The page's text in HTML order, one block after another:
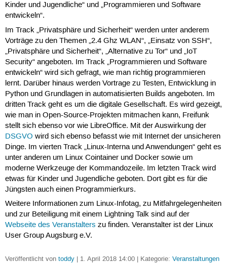
Kinder und Jugendliche“ und „Programmieren und Software
entwickeln“.
Im Track „Privatsphäre und Sicherheit“ werden unter anderem
Vorträge zu den Themen „2.4 Ghz WLAN“, „Einsatz von SSH“,
„Privatsphäre und Sicherheit“, „Alternative zu Tor“ und „IoT
Security“ angeboten. Im Track „Programmieren und Software
entwickeln“ wird sich gefragt, wie man richtig programmieren
lernt. Darüber hinaus werden Vortrage zu Testen, Entwicklung in
Python und Grundlagen in automatisierten Builds angeboten. Im
dritten Track geht es um die digitale Gesellschaft. Es wird gezeigt,
wie man in Open-Source-Projekten mitmachen kann, Freifunk
stellt sich ebenso vor wie LibreOffice. Mit der Auswirkung der
DSGVO wird sich ebenso befasst wie mit Internet der unsicheren
Dinge. Im vierten Track „Linux-Interna und Anwendungen“ geht es
unter anderen um Linux Cointainer und Docker sowie um
moderne Werkzeuge der Kommandozeile. Im letzten Track wird
etwas für Kinder und Jugendliche geboten. Dort gibt es für die
Jüngsten auch einen Programmierkurs.
Weitere Informationen zum Linux-Infotag, zu Mitfahrgelegenheiten
und zur Beteiligung mit einem Lightning Talk sind auf der
Webseite des Veranstalters zu finden. Veranstalter ist der Linux
User Group Augsburg e.V.
Veröffentlicht von toddy| 1. April 2018 14:00 | Kategorie: Veranstaltungen